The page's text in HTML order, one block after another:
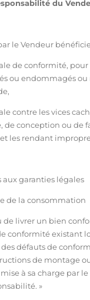
du
le Vendeur
de conformité, pour
ou endommagés
contre les vices
de conception ou de
les rendant
garanties légales
de la consommation
de livrer un bien
conformité existant
défauts de
de montage
à sa charge par
»